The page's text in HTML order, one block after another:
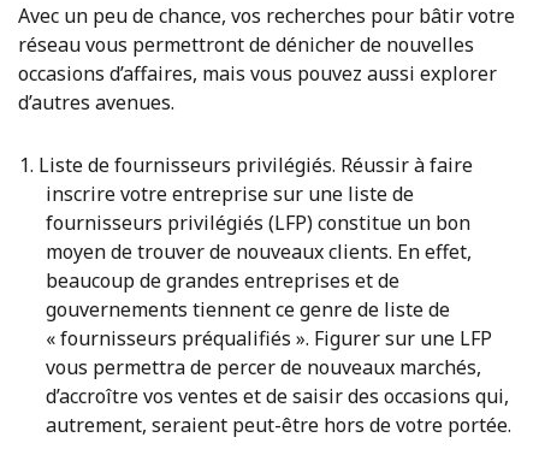
Avec un peu de chance, vos recherches pour bâtir votre
réseau vous permettront de dénicher de nouvelles
occasions d’affaires, mais vous pouvez aussi explorer
d’autres avenues.
Liste de fournisseurs privilégiés. Réussir à faire
inscrire votre entreprise sur une liste de
fournisseurs privilégiés (LFP) constitue un bon
moyen de trouver de nouveaux clients. En effet,
beaucoup de grandes entreprises et de
gouvernements tiennent ce genre de liste de
« fournisseurs préqualifiés ». Figurer sur une LFP
vous permettra de percer de nouveaux marchés,
d’accroître vos ventes et de saisir des occasions qui,
autrement, seraient peut-être hors de votre portée.